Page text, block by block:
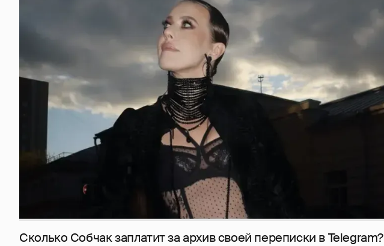
Сколько Собчак заплатит за архив своей перeписки в Telegram?